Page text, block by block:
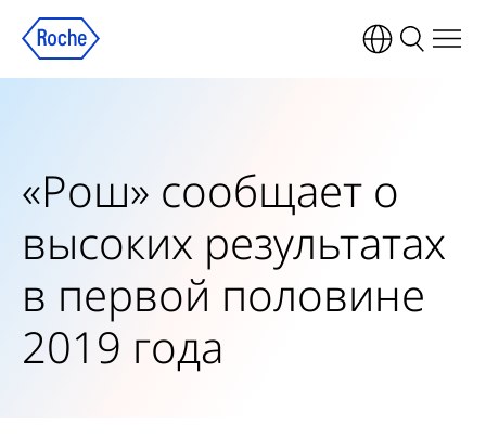
«Рош» сообщает о
высоких результатах
в первой половине
2019 года